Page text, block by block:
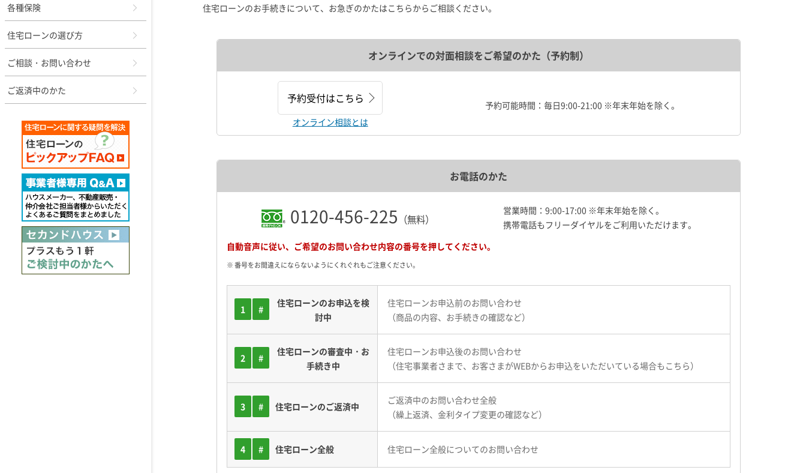
各種保険
住宅ローンの選び方
ご相談・お問い合わせ
ご返済中のかた
住宅ローンのお手続きについて、お急ぎのかたはこちらからご相談ください。
オンラインでの対面相談をご希望のかた（予約制）
予約受付はこちら
オンライン相談とは
予約可能時間：毎日9:00-21:00 ※年末年始を除く。
お電話のかた
0120-456-225 （無料）
営業時間：9:00-17:00 ※年末年始を除く。
携帯電話もフリーダイヤルをご利用いただけます。
自動音声に従い、ご希望のお問い合わせ内容の番号を押してください。
※ 番号をお間違えにならないようにくれぐれもご注意ください。
1 #
住宅ローンのお申込を検
討中
住宅ローンお申込前のお問い合わせ
（商品の内容、お手続きの確認など）
2 #
住宅ローンの審査中・お
手続き中
住宅ローンお申込後のお問い合わせ
（住宅事業者さまで、お客さまがWEBからお申込をいただいている場合もこちら）
3 # 住宅ローンのご返済中
ご返済中のお問い合わせ全般
（繰上返済、金利タイプ変更の確認など）
4 # 住宅ローン全般 住宅ローン全般についてのお問い合わせ